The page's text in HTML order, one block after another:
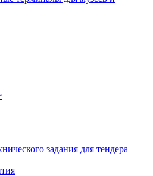
задания для тендера